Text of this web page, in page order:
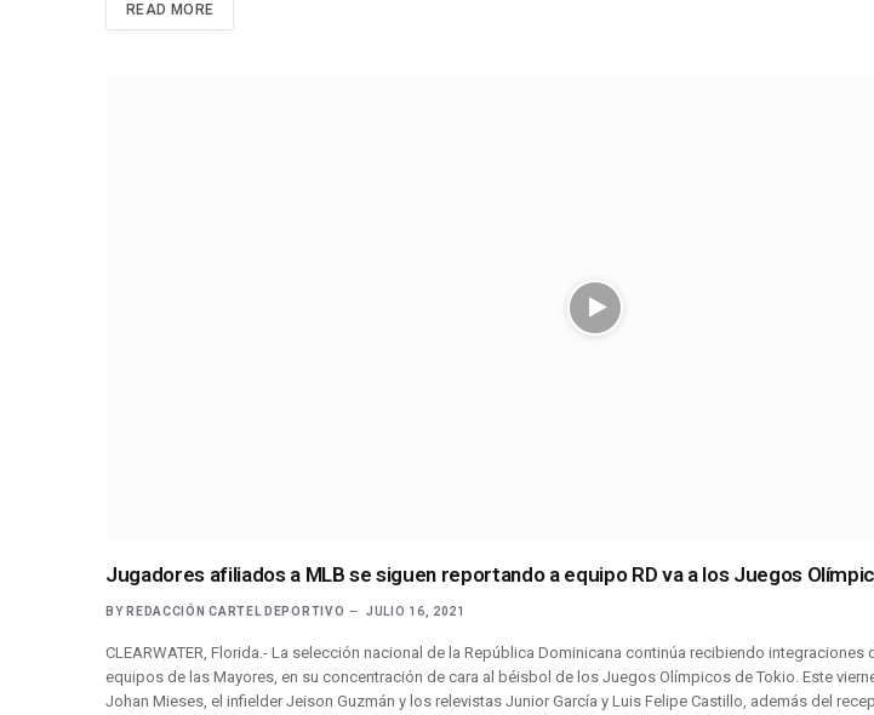
READ MORE
Jugadores afiliados a MLB se siguen reportando a equipo RD va a los Juegos
BY REDACCIÓN CARTEL DEPORTIVO JULIO 16, 2021
CLEARWATER, Florida.- La selección nacional de la República Dominicana continúa recibiendo
equipos de las Mayores, en su concentración de cara al béisbol de los Juegos Olímpicos de Tokio. Este
Johan Mieses, el infielder Jeison Guzmán y los relevistas Junior García y Luis Felipe Castillo, además del